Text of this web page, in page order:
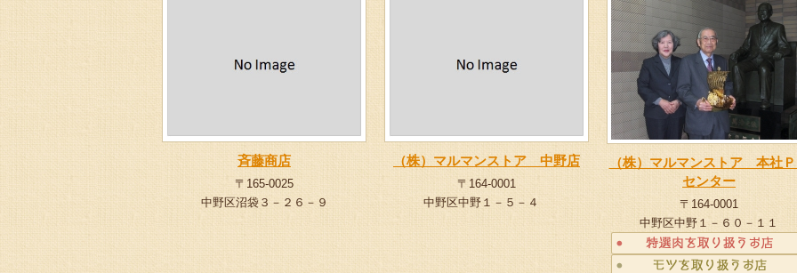
斉藤商店
〒165-0025
中野区沼袋３－２６－９
（株）マルマンストア 中野店
〒164-0001
中野区中野１－５－４
（株）マルマンストア 本社
センター
〒164-0001
中野区中野１－６０－１１